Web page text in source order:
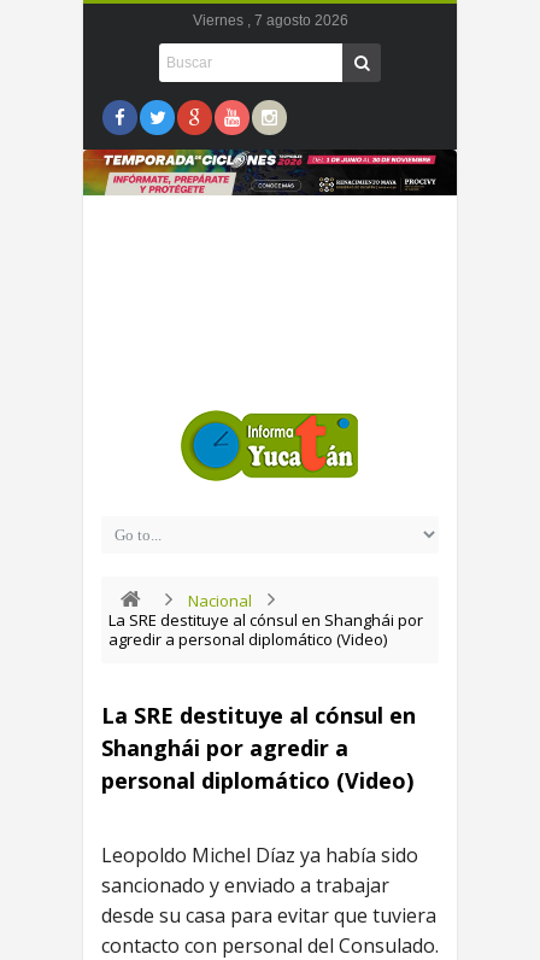
Viernes , 7 agosto 2026
Nacional
La SRE destituye al cónsul en Shanghái por
agredir a personal diplomático (Video)
La SRE destituye al cónsul en
Shanghái por agredir a
personal diplomático (Video)
Leopoldo Michel Díaz ya había sido
sancionado y enviado a trabajar
desde su casa para evitar que tuviera
contacto con personal del Consulado.